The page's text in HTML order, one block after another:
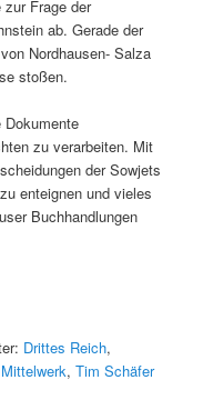
Frage der
ab. Gerade der
Nordhausen- Salza
stoßen.
zu verarbeiten. Mit
der Sowjets
enteignen und vieles
Buchhandlungen
Drittes Reich,
Mittelwerk,Tim Schäfer